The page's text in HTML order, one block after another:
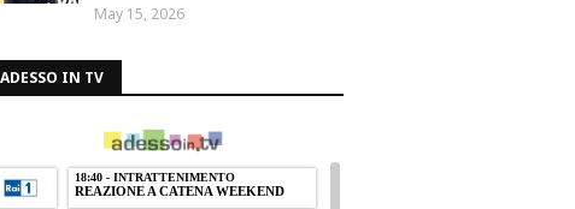
May 15, 2026
ADESSO IN TV